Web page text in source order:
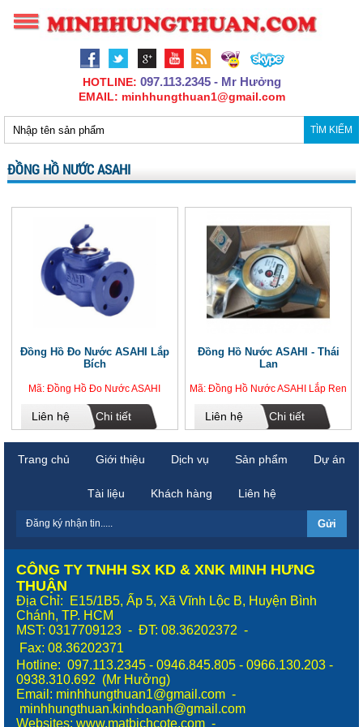
HOTLINE: 097.113.2345 - Mr Hưởng
EMAIL: minhhungthuan1@gmail.com
TÌM KIẾM
ĐỒNG HỒ NƯỚC ASAHI
Đồng Hồ Đo Nước ASAHI Lắp
Bích
Mã: Đồng Hồ Đo Nước ASAHI
Liên hệ Chi tiết
Đồng Hồ Nước ASAHI - Thái
Lan
Mã: Đồng Hồ Nước ASAHI Lắp Ren
Liên hệ Chi tiết
Trang chủ Giới thiệu Dịch vụ Sản phẩm Dự án
Tài liệu Khách hàng Liên hệ
CÔNG TY TNHH SX KD & XNK MINH HƯNG
THUẬN
Địa Chỉ: E15/1B5, Ấp 5, Xã Vĩnh Lộc B, Huyện Bình
Chánh, TP. HCM
MST: 0317709123 - ĐT: 08.36202372 -
Fax: 08.36202371
Hotline: 097.113.2345 - 0946.845.805 - 0966.130.203 -
0938.310.692 (Mr Hưởng)
Email: minhhungthuan1@gmail.com -
minhhungthuan.kinhdoanh@gmail.com
Websites: www.matbichcote.com -